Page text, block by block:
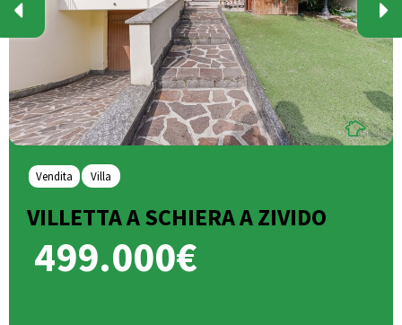
Vendita Villa
VILLETTA A SCHIERA A ZIVIDO
499.000€